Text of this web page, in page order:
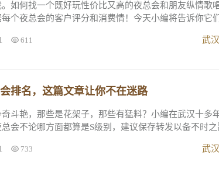
如何找一个既好玩性价比又高的夜总会和朋友纵情歌
个夜总会的客户评分和消费情！今天小编将告诉你它
名1武汉龙都公馆夜总...
611 武
排名，这篇文章让你不在迷路
斗艳，那些是花架子，那些有猛料？小编在武汉十多
会不论哪方面都算是S级别，建议保存转发以备不时
2022最知名夜总...
733 武